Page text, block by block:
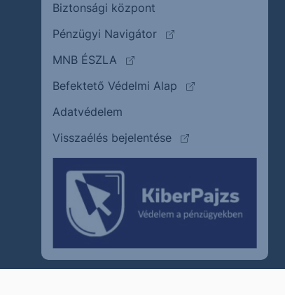
Biztonsági központ
Pénzügyi Navigátor
(külső oldalra ugrik)
MNB ÉSZLA
(külső oldalra ugrik)
Befektető Védelmi Alap
(külső oldalra
Adatvédelem
Visszaélés bejelentése
(külső oldalra ugrik)